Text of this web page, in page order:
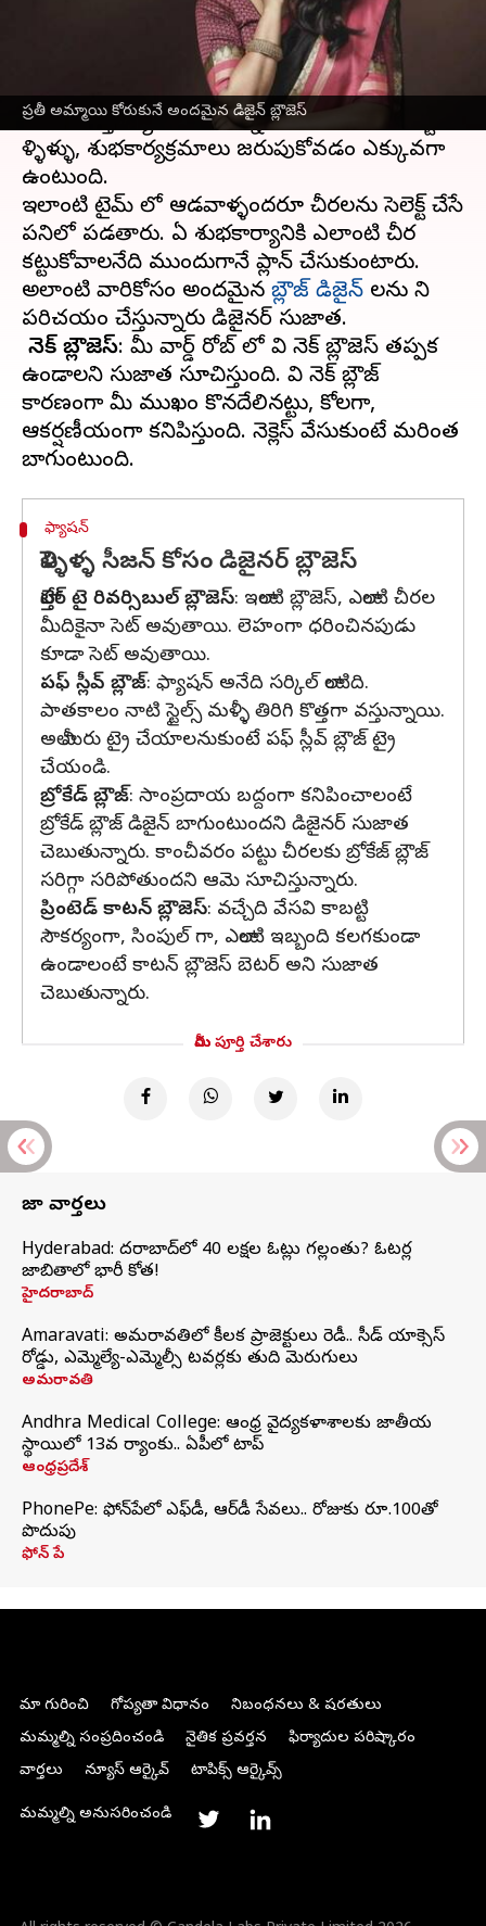
ప్రతీ అమ్మాయి కోరుకునే అందమైన డిజైన్ బ్లౌజెస్
పెళ్ళిళ్ళ సీజన్ వచ్చేసింది. ఇప్పటి నుండి మొదలు పెడితే
వేసవి పూర్తయ్యే వరకూ అన్నీ మంచి రోజులే కాబట్టి
పెళ్ళిళ్ళు, శుభకార్యక్రమాలు జరుపుకోవడం ఎక్కువగా
ఉంటుంది.
ఇలాంటి టైమ్ లో ఆడవాళ్ళందరూ చీరలను సెలెక్ట్ చేసే
పనిలో పడతారు. ఏ శుభకార్యానికి ఎలాంటి చీర
కట్టుకోవాలనేది ముందుగానే ప్లాన్ చేసుకుంటారు.
అలాంటి వారికోసం అందమైన బ్లౌజ్ డిజైన్ లను ని
వి నెక్ బ్లౌజెస్: మీ వార్డ్ రోబ్ లో వి నెక్ బ్లౌజెస్ తప్పక
ఉండాలని సుజాత సూచిస్తుంది. వి నెక్ బ్లౌజ్
కారణంగా మీ ముఖం కొనదేలినట్టు, కోలగా,
ఆకర్షణీయంగా కనిపిస్తుంది. నెక్లెస్ వేసుకుంటే మరింత
ఫ్యాషన్
పెళ్ళిళ్ళ సీజన్ కోసం డిజైనర్ బ్లౌజెస్
హాల్తేర్ టై రివర్సిబుల్ బ్లౌజెస్: ఇలాంటి బ్లౌజెస్, ఎలాంటి చీరల
మీదికైనా సెట్ అవుతాయి. లెహంగా ధరించినపుడు
కూడా సెట్ అవుతాయి.
పఫ్ స్లీవ్ బ్లౌజ్: ఫ్యాషన్ అనేది సర్కిల్ లాంటిది.
పాతకాలం నాటి స్టైల్స్ మళ్ళీ తిరిగి కొత్తగా వస్తున్నాయి.
అలా మీరు ట్రై చేయాలనుకుంటే పఫ్ స్లీవ్ బ్లౌజ్ ట్రై
చేయండి.
బ్రోకేడ్ బ్లౌజ్: సాంప్రదాయ బద్దంగా కనిపించాలంటే
బ్రోకేడ్ బ్లౌజ్ డిజైన్ బాగుంటుందని డిజైనర్ సుజాత
చెబుతున్నారు. కాంచీవరం పట్టు చీరలకు బ్రోకేజ్ బ్లౌజ్
సరిగ్గా సరిపోతుందని ఆమె సూచిస్తున్నారు.
ప్రింటెడ్ కాటన్ బ్లౌజెస్: వచ్చేది వేసవి కాబట్టి
సౌకర్యంగా, సింపుల్ గా, ఎలాంటి ఇబ్బంది కలగకుండా
ఉండాలంటే కాటన్ బ్లౌజెస్ బెటర్ అని సుజాత
చెబుతున్నారు.
మీరు పూర్తి చేశారు
తాజా వార్తలు
Hyderabad: హైదరాబాద్‌లో 40 లక్షల ఓట్లు గల్లంతు? ఓటర్ల
జాబితాలో భారీ కోత!
హైదరాబాద్
Amaravati: అమరావతిలో కీలక ప్రాజెక్టులు రెడీ.. సీడ్‌ యాక్సెస్‌
రోడ్డు, ఎమ్మెల్యే-ఎమ్మెల్సీ టవర్లకు తుది మెరుగులు
అమరావతి
Andhra Medical College: ఆంధ్ర వైద్యకళాశాలకు జాతీయ
స్థాయిలో 13వ ర్యాంకు.. ఏపీలో టాప్
ఆంధ్రప్రదేశ్
PhonePe: ఫోన్‌పేలో ఎఫ్‌డీ, ఆర్‌డీ సేవలు.. రోజుకు రూ.100తో
పొదుపు
ఫోన్‌ పే
మా గురించి గోప్యతా విధానం
నిబంధనలు & షరతులు
మమ్మల్ని సంప్రదించండి
నైతిక ప్రవర్తన
ఫిర్యాదుల పరిష్కారం
వార్తలు
న్యూస్ ఆర్కైవ్ టాపిక్స్ ఆర్కైవ్స్
మమ్మల్ని అనుసరించండి